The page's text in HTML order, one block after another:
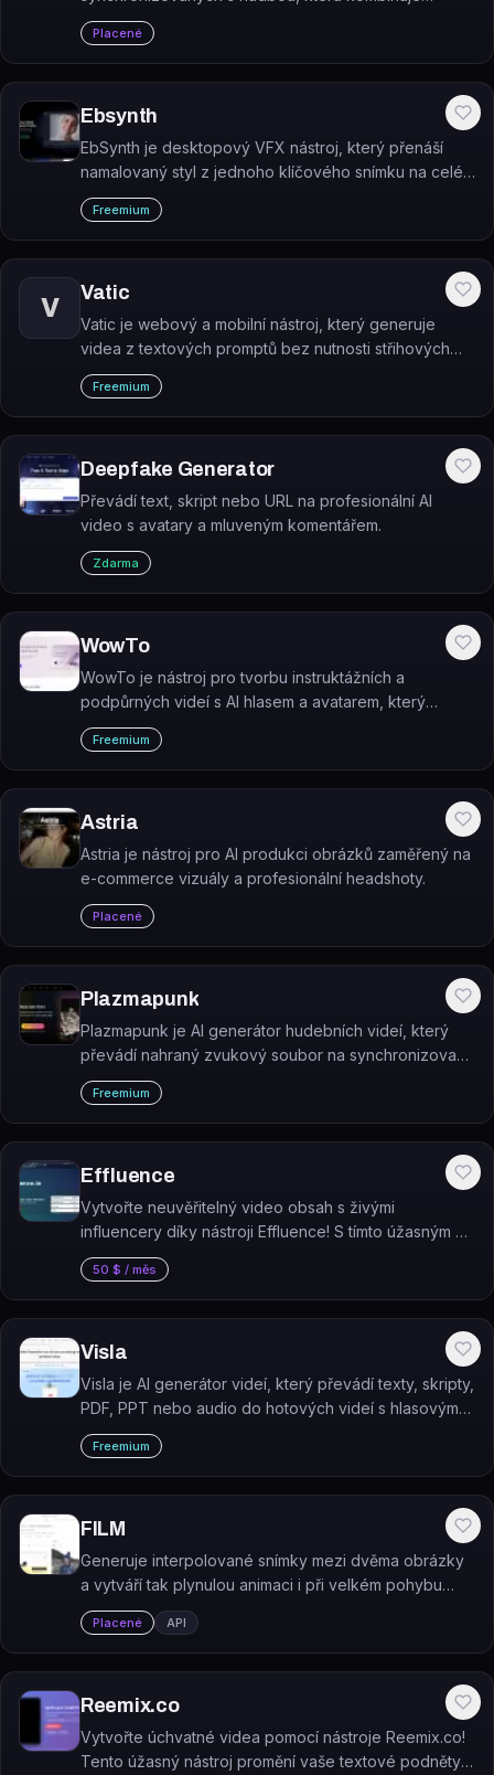
generování vizuálů, beat sync a editaci v jednom
prostředí.
Placené
Ebsynth
EbSynth je desktopový VFX nástroj, který přenáší
namalovaný styl z jednoho klíčového snímku na celé
video pomocí syntézy textur.
Freemium
V
Vatic
Vatic je webový a mobilní nástroj, který generuje
videa z textových promptů bez nutnosti střihových
dovedností nebo specializovaného softwaru.
Freemium
Deepfake Generator
Převádí text, skript nebo URL na profesionální AI
video s avatary a mluveným komentářem.
Zdarma
WowTo
WowTo je nástroj pro tvorbu instruktážních a
podpůrných videí s AI hlasem a avatarem, který
umožňuje vybudovat videovou znalostní bázi.
Freemium
Astria
Astria je nástroj pro AI produkci obrázků zaměřený na
e-commerce vizuály a profesionální headshoty.
Placené
Plazmapunk
Plazmapunk je AI generátor hudebních videí, který
převádí nahraný zvukový soubor na synchronizované
video. Stačí nahrát skladbu, zvolit vizuální styl a
nástroj video vygeneruje automaticky.
Freemium
Effluence
Vytvořte neuvěřitelný video obsah s živými
influencery díky nástroji Effluence! S tímto úžasným AI
nástrojem můžete vytvářet videa, která vypadají jako
skuteční influenceři.
50 $ / měs
Visla
Visla je AI generátor videí, který převádí texty, skripty,
PDF, PPT nebo audio do hotových videí s hlasovým
komentářem a stock záběry.
Freemium
FILM
Generuje interpolované snímky mezi dvěma obrázky
a vytváří tak plynulou animaci i při velkém pohybu
scény.
Placené API
Reemix.co
Vytvořte úchvatné videa pomocí nástroje Reemix.co!
Tento úžasný nástroj promění vaše textové podněty v